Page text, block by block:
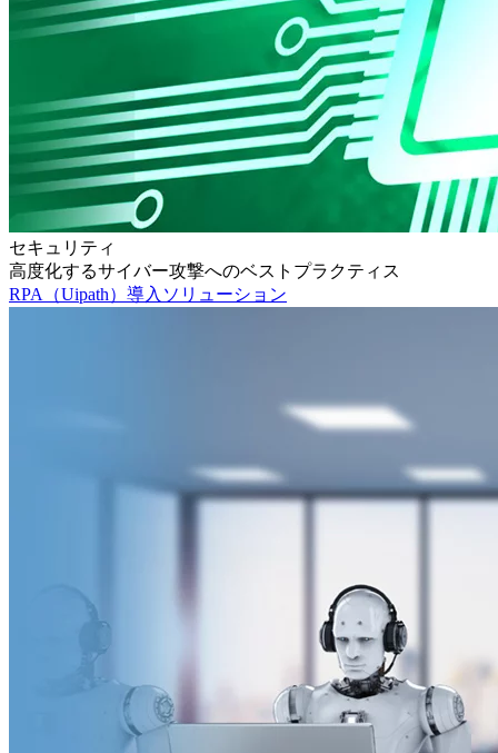
セキュリティ
高度化するサイバー攻撃へのベストプラクティス
RPA（Uipath）導入ソリューション